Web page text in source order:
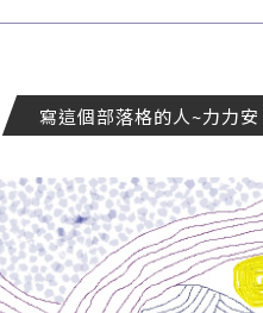
寫這個部落格的人~力力安